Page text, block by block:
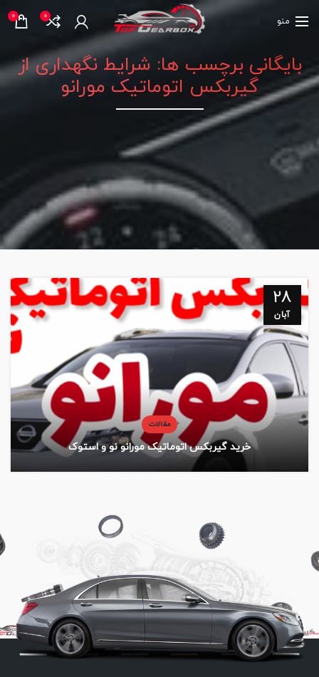
منو 0
0
بایگانی برچسب ها: شرایط نگهداری از
گیربکس اتوماتیک مورانو
28
آبان
مقالات
خرید گیربکس اتوماتیک مورانو نو و استوک